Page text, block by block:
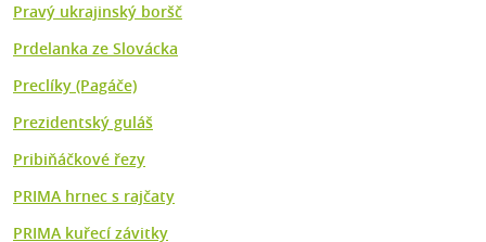
Pravý ukrajinský boršč
Prdelanka ze Slovácka
Preclíky (Pagáče)
Prezidentský guláš
Pribiňáčkové řezy
PRIMA hrnec s rajčaty
PRIMA kuřecí závitky